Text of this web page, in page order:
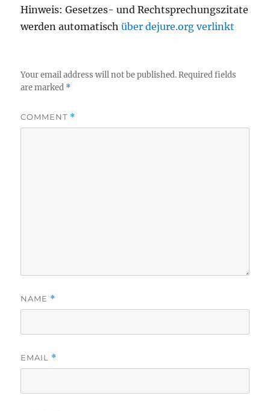
Hinweis: Gesetzes- und Rechtsprechungszitate
werden automatischüber dejure.org verlinkt
Your email address will not be published. Required fields
are marked *
COMMENT *
NAME *
EMAIL *